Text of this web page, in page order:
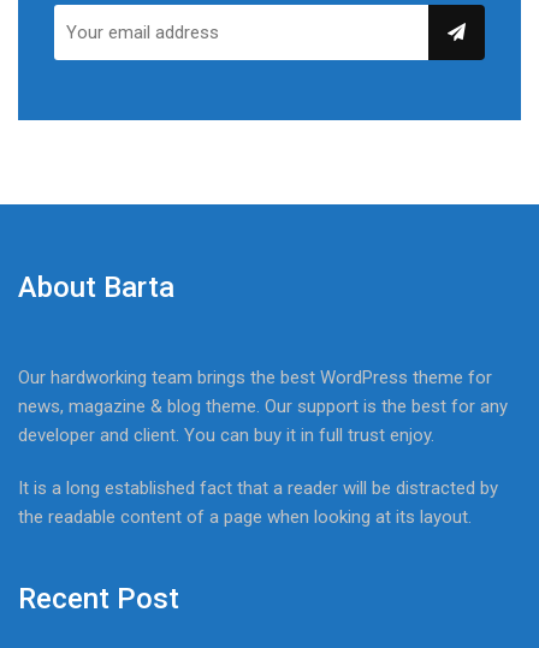
About Barta
Our hardworking team brings the best WordPress theme for
news, magazine & blog theme. Our support is the best for any
developer and client. You can buy it in full trust enjoy.
It is a long established fact that a reader will be distracted by
the readable content of a page when looking at its layout.
Recent Post